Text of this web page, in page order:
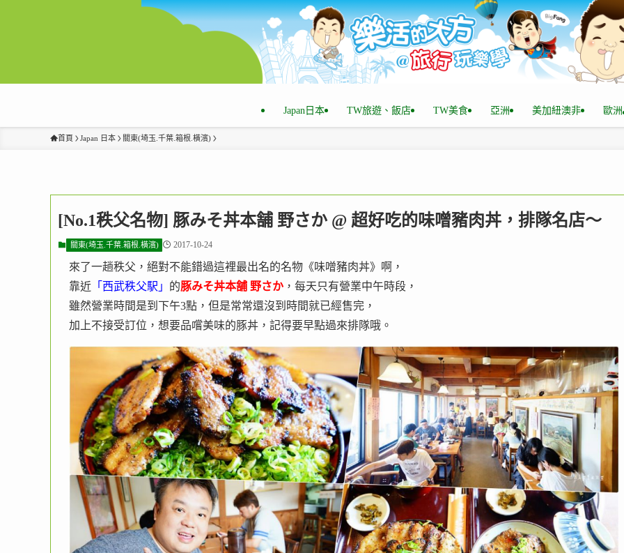
Japan日本 TW旅遊、飯店 TW美食 亞洲 美加紐澳非 歐洲
首頁 Japan 日本 關東(埼玉.千葉.箱根.橫濱)
[No.1秩父名物] 豚みそ丼本舗 野さか @ 超好吃的味噌豬肉丼，排隊名店～
關東(埼玉.千葉.箱根.橫濱) 2017-10-24
來了一趟秩父，絕對不能錯過這裡最出名的名物《味噌豬肉丼》啊，
靠近 「西武秩父駅」 的豚みそ丼本舗 野さか ，每天只有營業中午時段，
雖然營業時間是到下午3點，但是常常還沒到時間就已經售完，
加上不接受訂位，想要品嚐美味的豚丼，記得要早點過來排隊哦。